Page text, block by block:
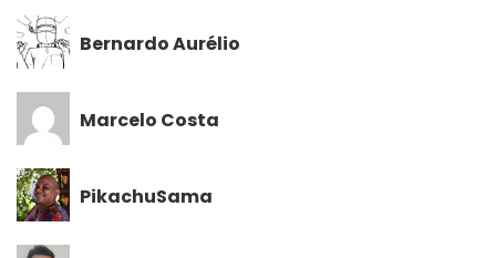
Bernardo Aurélio
Marcelo Costa
PikachuSama